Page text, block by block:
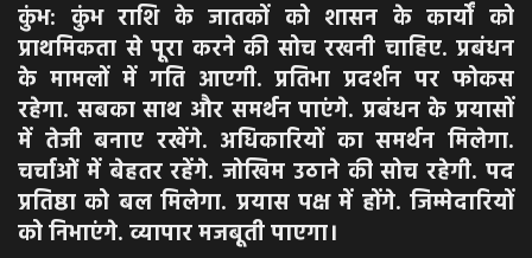
कुंभ: कुंभ राशि के जातकों को शासन के कार्यों को
प्राथमिकता से पूरा करने की सोच रखनी चाहिए. प्रबंधन
के मामलों में गति आएगी. प्रतिभा प्रदर्शन पर फोकस
रहेगा. सबका साथ और समर्थन पाएंगे. प्रबंधन के प्रयासों
में तेजी बनाए रखेंगे. अधिकारियों का समर्थन मिलेगा.
चर्चाओं में बेहतर रहेंगे. जोखिम उठाने की सोच रहेगी. पद
प्रतिष्ठा को बल मिलेगा. प्रयास पक्ष में होंगे. जिम्मेदारियों
को निभाएंगे. व्यापार मजबूती पाएगा।